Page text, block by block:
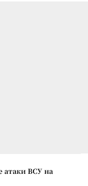
атаки ВСУ на